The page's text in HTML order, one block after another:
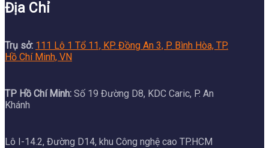
Địa Chỉ
Trụ sở: 111 Lô 1 Tổ 11, KP. Đồng An 3, P. Bình Hòa, TP.
Hồ Chí Minh, VN
TP Hồ Chí Minh: Số 19 Đường D8, KDC Caric, P. An
Khánh
Lô I-14.2, Đường D14, khu Công nghệ cao TP.HCM